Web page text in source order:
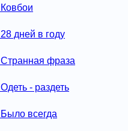
Ковбои
28 дней в году
Странная фраза
Одеть - раздеть
Было всегда